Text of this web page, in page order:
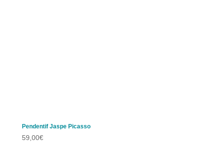
Pendentif Jaspe Picasso
59,00€